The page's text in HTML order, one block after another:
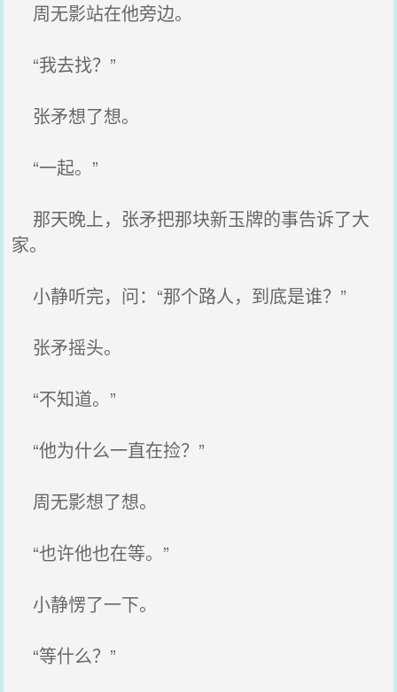
周无影站在他旁边。
“我去找？”
张矛想了想。
“一起。”
那天晚上，张矛把那块新玉牌的事告诉了大
家。
小静听完，问：“那个路人，到底是谁？”
张矛摇头。
“不知道。”
“他为什么一直在捡？”
周无影想了想。
“也许他也在等。”
小静愣了一下。
“等什么？”